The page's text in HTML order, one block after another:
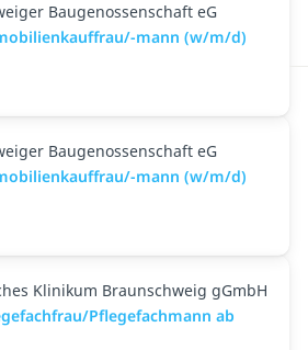
Baugenossenschaft eG
mann (w/m/d)
Baugenossenschaft eG
mann (w/m/d)
Klinikum Braunschweig gGmbH
Pflegefachmann ab